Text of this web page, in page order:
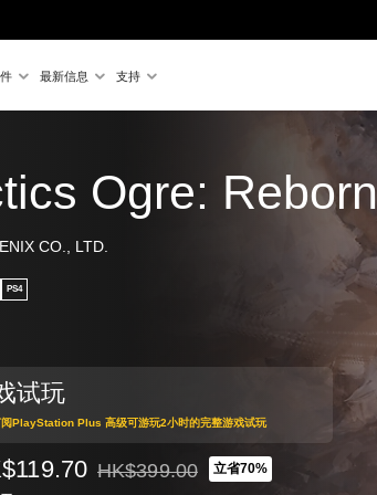
最新信息 支持
Ogre: Reborn
CO., LTD.
PS4
试玩
PlayStation Plus 高级可游玩2小时的完整游戏试玩
从原价HK$399.00折扣优惠
HK$399.00 立省70%